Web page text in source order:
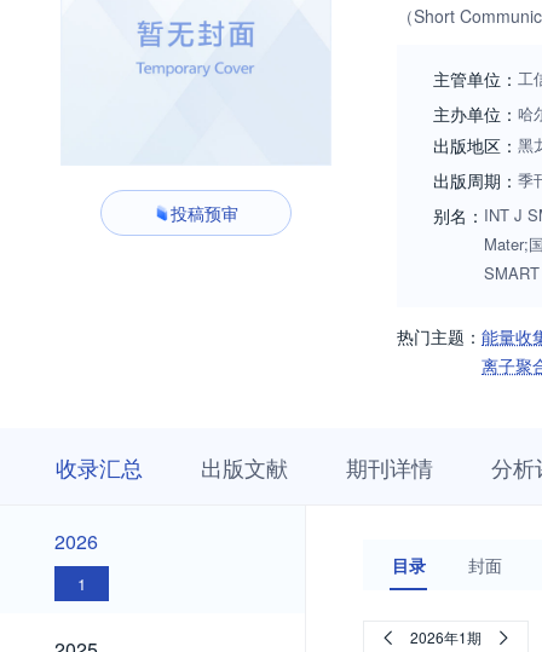
投稿预审
（Short
主管单位： 工
主办单位： 哈
出版地区： 黑
出版周期： 季
别名： INT J
Mater;
热门主题： 能量收
离子聚
收录汇总 出版文献 期刊详情 分析
2026
2026
1
2025
目录 封面
2026年1期